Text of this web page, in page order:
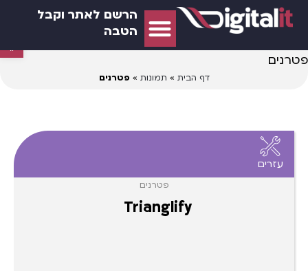
הרשם לאתר וקבל
הטבה
פטרנים
דף הבית » תמונות » פטרנים
עזרים
פטרנים
Trianglify